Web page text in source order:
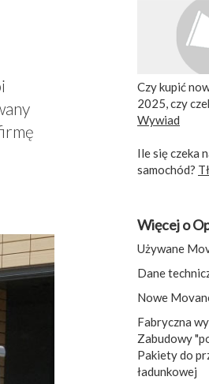
Czy kupić
2025, czy
Wywiad
Ile się czeka
samochód?
Więcej o
Używane
Dane
Nowe
Fabryczna
Zabudowy
Pakiety do
ładunkowej